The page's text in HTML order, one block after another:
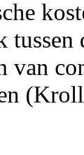
van